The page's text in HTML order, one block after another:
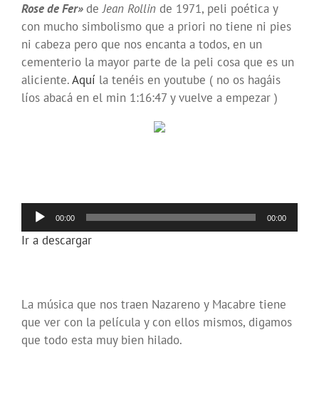
Rose de Fer»deJean Rollin de 1971, peli poética y
con mucho simbolismo que a priori no tiene ni pies
ni cabeza pero que nos encanta a todos, en un
cementerio la mayor parte de la peli cosa que es un
aliciente.Aquí la tenéis en youtube ( no os hagáis
líos abacá en el min 1:16:47 y vuelve a empezar )
Reproductor
de
audio
00:00 00:00
Ir a descargar
La música que nos traen Nazareno y Macabre tiene
que ver con la película y con ellos mismos, digamos
que todo esta muy bien hilado.